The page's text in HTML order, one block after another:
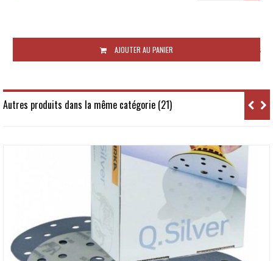
48 à 72 heures
AJOUTER AU PANIER
Autres produits dans la même catégorie (21)